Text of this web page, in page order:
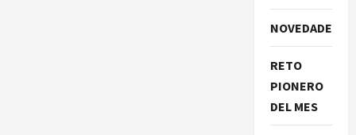
NOVEDADES
RETO
PIONERO
DEL MES